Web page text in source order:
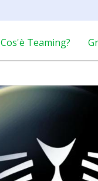
Cos'è Teaming?